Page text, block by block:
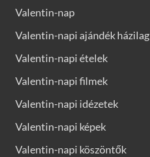
Valentin-nap
Valentin-napi ajándék házilag
Valentin-napi ételek
Valentin-napi filmek
Valentin-napi idézetek
Valentin-napi képek
Valentin-napi köszöntők